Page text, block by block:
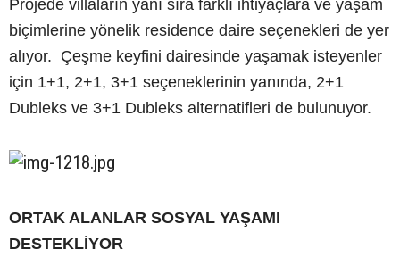
Projede villaların yanı sıra farklı ihtiyaçlara ve yaşam
biçimlerine yönelik residence daire seçenekleri de yer
alıyor. Çeşme keyfini dairesinde yaşamak isteyenler
için 1+1, 2+1, 3+1 seçeneklerinin yanında, 2+1
Dubleks ve 3+1 Dubleks alternatifleri de bulunuyor.
ORTAK ALANLAR SOSYAL YAŞAMI
DESTEKLİYOR